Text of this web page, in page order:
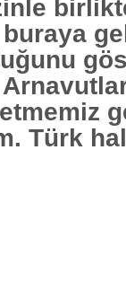
Türk